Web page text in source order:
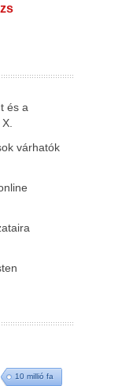
és a
várhatók
10 millió fa